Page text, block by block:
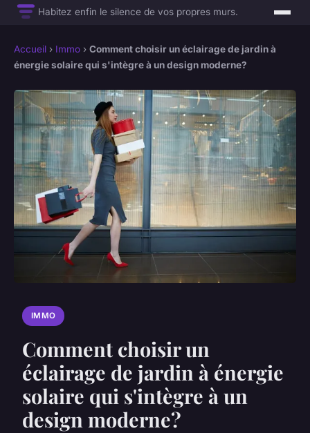
Habitez enfin le silence de vos propres murs.
Accueil › Immo › Comment choisir un éclairage de jardin à
énergie solaire qui s'intègre à un design moderne?
IMMO
Comment choisir un
éclairage de jardin à énergie
solaire qui s'intègre à un
design moderne?